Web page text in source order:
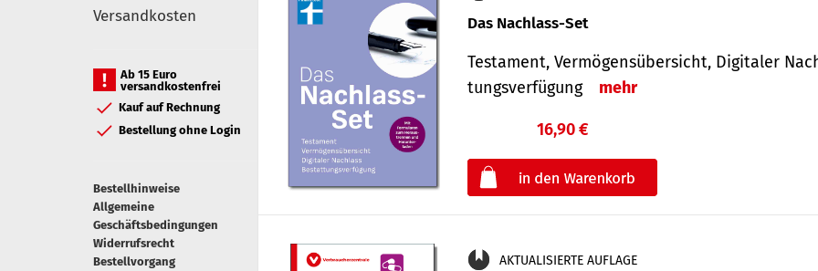
Versandkosten
Ab 15 Euro
versandkostenfrei
Kauf auf Rechnung
Bestellung ohne Login
Bestellhinweise
Allgemeine
Geschäftsbedingungen
Widerrufsrecht
Bestellvorgang
Das Nachlass-Set
Testament, Vermögens­übersicht, Digitaler
tungs­ver­fügung
mehr
16,90 €
AKTUALISIERTE AUFLAGE